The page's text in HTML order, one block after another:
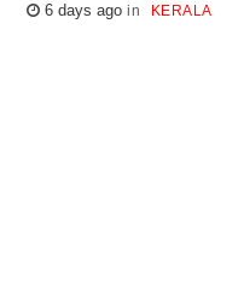
6 days ago KERALA